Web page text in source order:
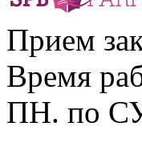
Прием
Время
ПН. по